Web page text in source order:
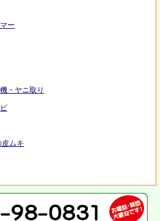
ー
・ヤニ取り
ムキ